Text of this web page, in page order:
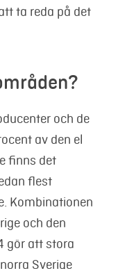
ta reda på det
och de
av den el
finns det
flest
Kombinationen
och den
gör att stora
Sverige